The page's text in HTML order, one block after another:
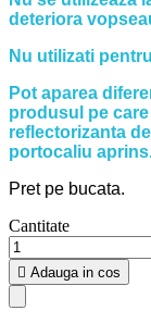
deteriora
Nu utilizati
Pot aparea
produsul pe
reflectorizanta
portocaliu
Pret pe bucata.
Cantitate
 Adauga in cos